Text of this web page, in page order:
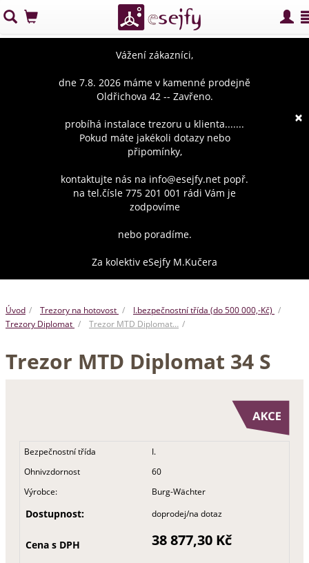
×
Vážení zákazníci,
dne 7.8. 2026 máme v kamenné prodejně
Oldřichova 42 -- Zavřeno.
probíhá instalace trezoru u klienta.......
Pokud máte jakékoli dotazy nebo
připomínky,
kontaktujte nás na info@esejfy.net popř.
na tel.čísle 775 201 001 rádi Vám je
zodpovíme
nebo poradíme.
Za kolektiv eSejfy M.Kučera
Úvod Trezory na hotovost
I.bezpečnostní třída (do 500 000,-Kč)
Trezory Diplomat
Trezor MTD Diplomat…
Trezor MTD Diplomat 34 S
Bezpečnostní třída
I.
Ohnivzdornost
60
Výrobce:
Burg-Wächter
Dostupnost: doprodej/na dotaz
Cena s DPH 38 877,30 Kč